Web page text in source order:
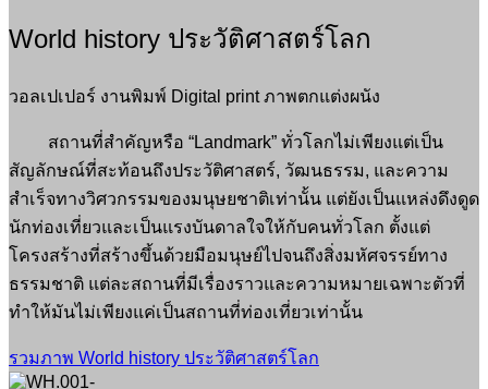
World history ประวัติศาสตร์โลก
วอลเปเปอร์ งานพิมพ์ Digital print ภาพตกแต่งผนัง
สถานที่สำคัญหรือ “Landmark” ทั่วโลกไม่เพียงแต่เป็น
สัญลักษณ์ที่สะท้อนถึงประวัติศาสตร์, วัฒนธรรม, และความ
สำเร็จทางวิศวกรรมของมนุษยชาติเท่านั้น แต่ยังเป็นแหล่งดึงดูด
นักท่องเที่ยวและเป็นแรงบันดาลใจให้กับคนทั่วโลก ตั้งแต่
โครงสร้างที่สร้างขึ้นด้วยมือมนุษย์ไปจนถึงสิ่งมหัศจรรย์ทาง
ธรรมชาติ แต่ละสถานที่มีเรื่องราวและความหมายเฉพาะตัวที่
ทำให้มันไม่เพียงแค่เป็นสถานที่ท่องเที่ยวเท่านั้น
รวมภาพ World history ประวัติศาสตร์โลก